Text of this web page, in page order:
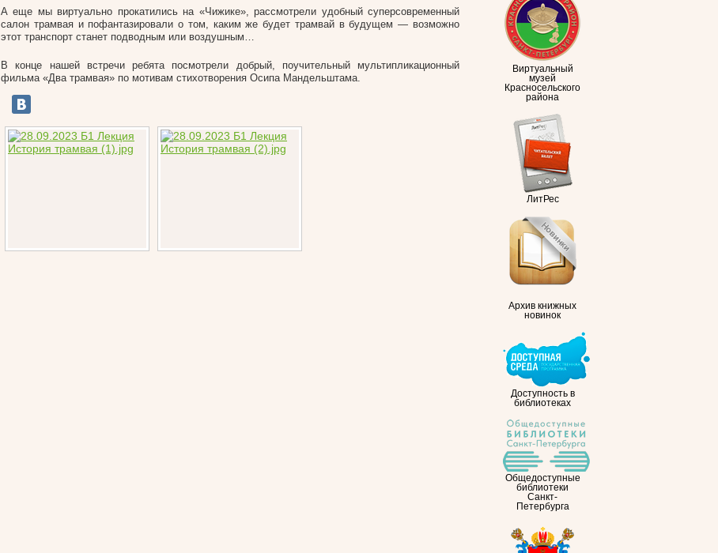
Виртуальный
музей
Красносельского
района
ЛитРес
Архив книжных
новинок
Доступность в
библиотеках
Общедоступные
библиотеки
Санкт-
Петербурга
А еще мы виртуально прокатились на «Чижике», рассмотрели удобный суперсовременный
салон трамвая и пофантазировали о том, каким же будет трамвай в будущем — возможно
этот транспорт станет подводным или воздушным…
В конце нашей встречи ребята посмотрели добрый, поучительный мультипликационный
фильма «Два трамвая» по мотивам стихотворения Осипа Мандельштама.